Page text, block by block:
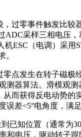
过零事件触发比较
采样三相电压
ESC（电调）采用
。
点发生在转子磁极
器算法。滑模观测
而获得反电动势的
差<5°电角度，满
已知位置（通常为
和电压，驱动转子